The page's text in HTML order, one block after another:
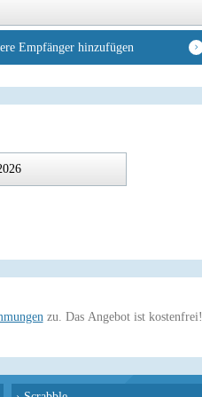
Empfänger hinzufügen
zu. Das Angebot ist kostenfrei!